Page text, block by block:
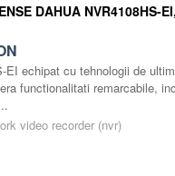
DAHUA NVR4108HS-
EI echipat cu tehnologii de
functionalitati remarcabile,
video recorder (nvr)